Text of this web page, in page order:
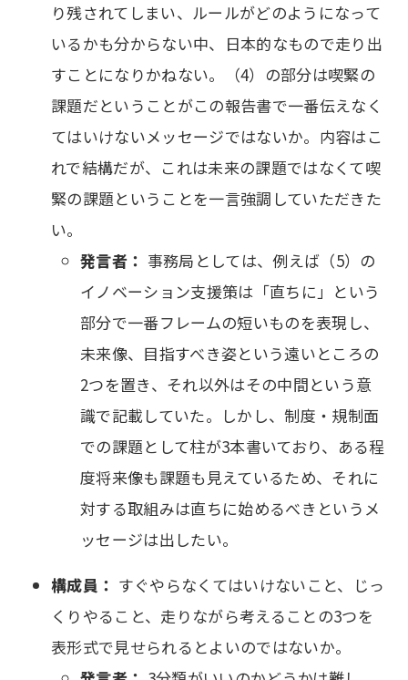
り残されてしまい、ルールがどのようになって
いるかも分からない中、日本的なもので走り出
すことになりかねない。（4）の部分は喫緊の
課題だということがこの報告書で一番伝えなく
てはいけないメッセージではないか。内容はこ
れで結構だが、これは未来の課題ではなくて喫
緊の課題ということを一言強調していただきた
い。
発言者： 事務局としては、例えば（5）の
イノベーション支援策は「直ちに」という
部分で一番フレームの短いものを表現し、
未来像、目指すべき姿という遠いところの
2つを置き、それ以外はその中間という意
識で記載していた。しかし、制度・規制面
での課題として柱が3本書いており、ある程
度将来像も課題も見えているため、それに
対する取組みは直ちに始めるべきというメ
ッセージは出したい。
構成員： すぐやらなくてはいけないこと、じっ
くりやること、走りながら考えることの3つを
表形式で見せられるとよいのではないか。